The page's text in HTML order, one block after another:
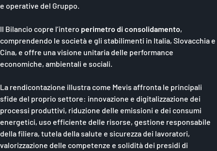
e operative del Gruppo.
Il Bilancio copre l’intero perimetro di consolidamento,
comprendendo le società e gli stabilimenti in Italia, Slovacchia e
Cina, e offre una visione unitaria delle performance
economiche, ambientali e sociali.
La rendicontazione illustra come Mevis affronta le principali
sfide del proprio settore: innovazione e digitalizzazione dei
processi produttivi, riduzione delle emissioni e dei consumi
energetici, uso efficiente delle risorse, gestione responsabile
della filiera, tutela della salute e sicurezza dei lavoratori,
valorizzazione delle competenze e solidità dei presidi di